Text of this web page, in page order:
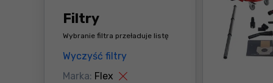
Filtry
Wybranie filtra przeładuje listę
Wyczyść filtry
Marka: Flex